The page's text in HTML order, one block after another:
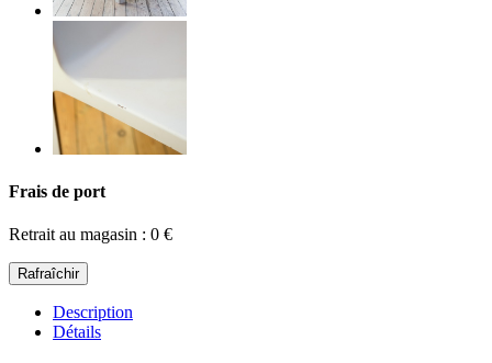
Frais de port
Retrait au magasin : 0 €
Description
Détails